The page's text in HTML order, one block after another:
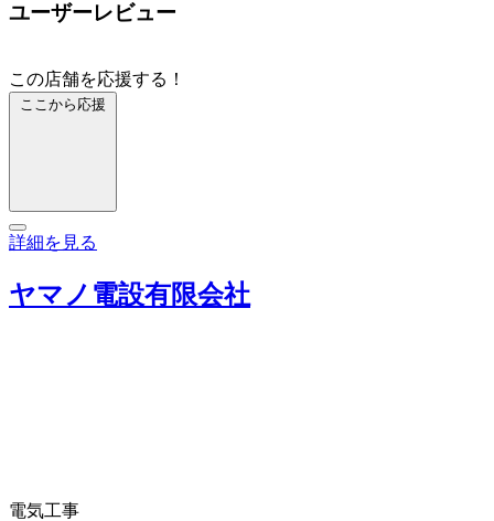
ユーザーレビュー
この店舗を応援する！
ここから応援
詳細を見る
ヤマノ電設有限会社
電気工事